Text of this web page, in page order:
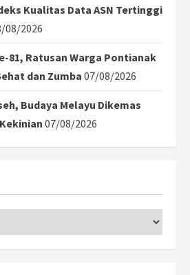
Kualitas Data ASN Tertinggi
08/2026
81, Ratusan Warga Pontianak
dan Zumba 07/08/2026
Budaya Melayu Dikemas
07/08/2026